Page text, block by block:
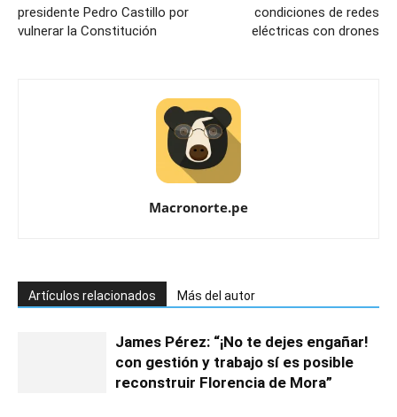
presidente Pedro Castillo por
vulnerar la Constitución
condiciones de redes
eléctricas con drones
Macronorte.pe
Artículos relacionados Más del autor
James Pérez: “¡No te dejes engañar!
con gestión y trabajo sí es posible
reconstruir Florencia de Mora”